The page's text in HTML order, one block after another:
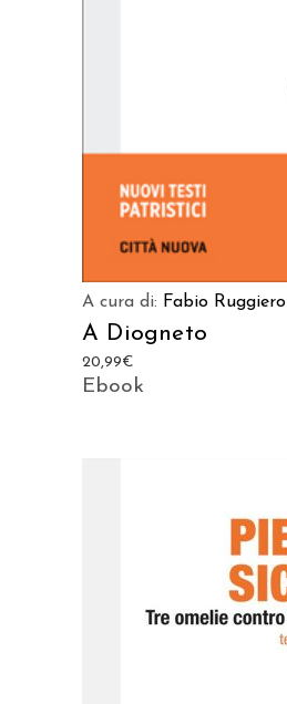
A cura di: Fabio Ruggiero
A Diogneto
20,99€
Ebook